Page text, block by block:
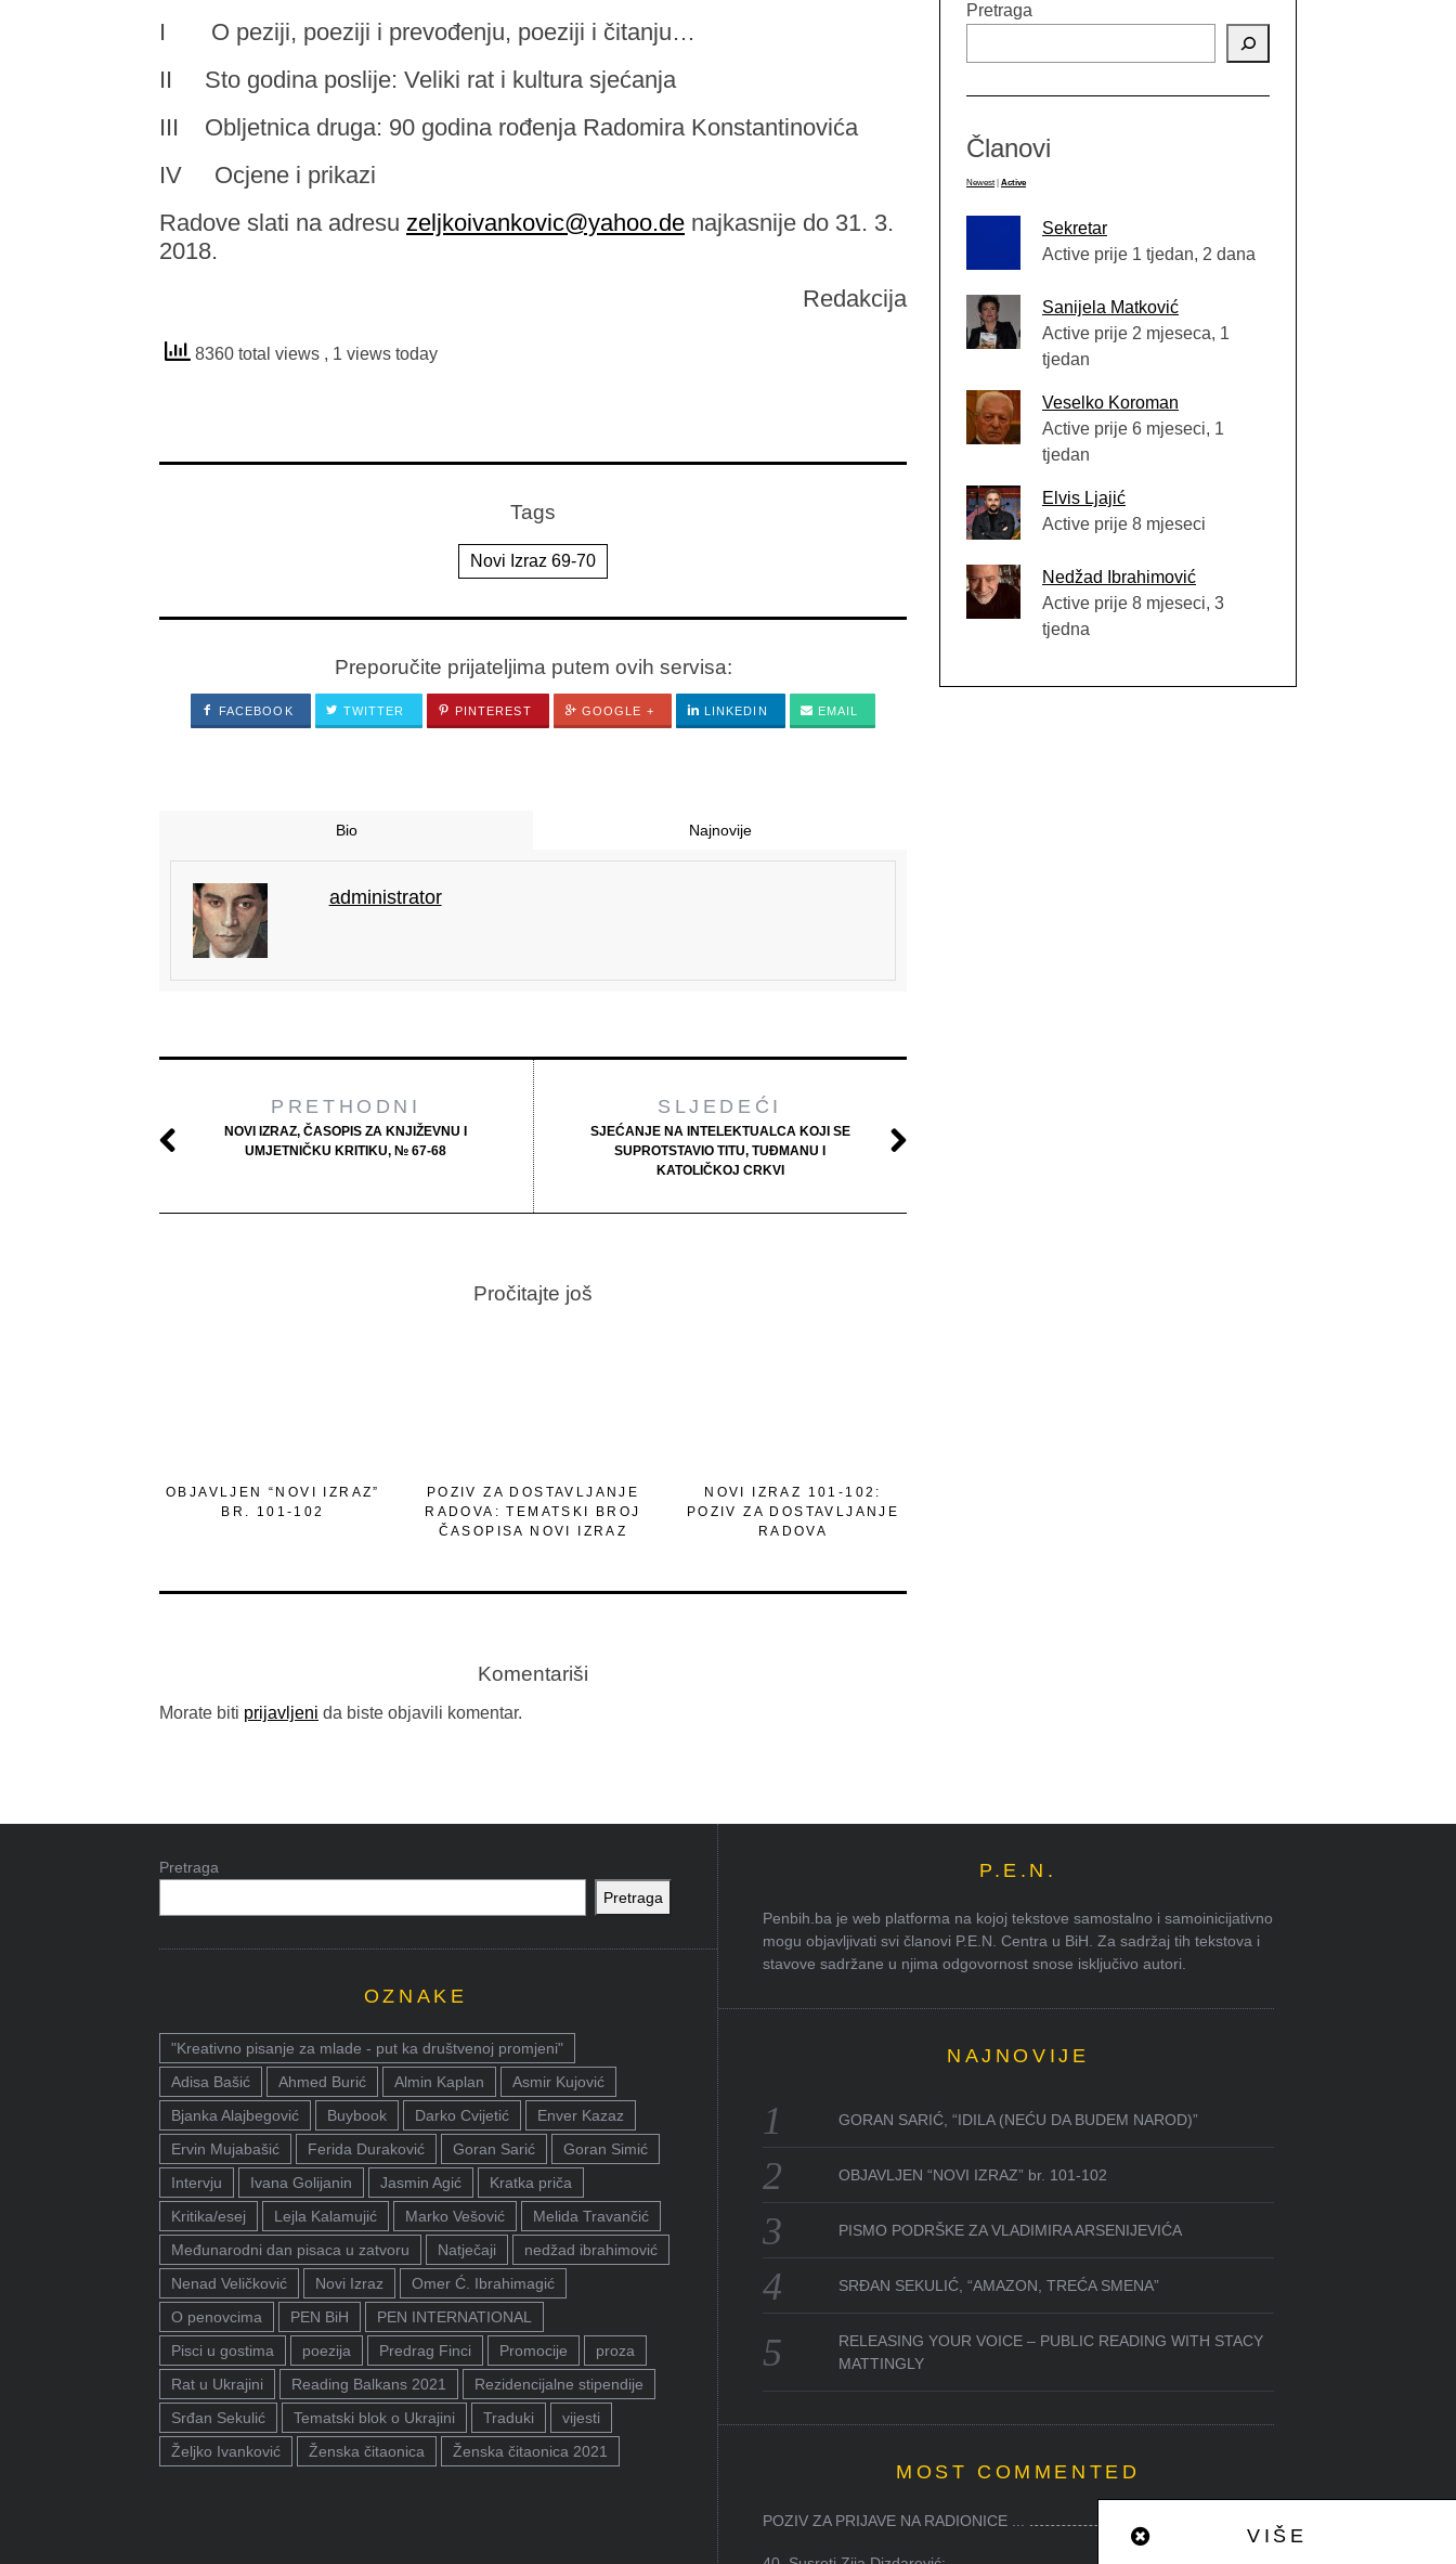
I O peziji, poeziji i prevođenju, poeziji i čitanju…
II Sto godina poslije: Veliki rat i kultura sjećanja
III Obljetnica druga: 90 godina rođenja Radomira Konstantinovića
IV Ocjene i prikazi
Radove slati na adresu zeljkoivankovic@yahoo.de najkasnije do 31. 3.
2018.
Redakcija
8360 total views , 1 views today
Tags
Novi Izraz 69-70
Preporučite prijateljima putem ovih servisa:
FACEBOOK TWITTER PINTEREST GOOGLE + LINKEDIN EMAIL
Bio Najnovije
administrator
PRETHODNI
NOVI IZRAZ, ČASOPIS ZA KNJIŽEVNU I
UMJETNIČKU KRITIKU, № 67-68
SLJEDEĆI
SJEĆANJE NA INTELEKTUALCA KOJI SE
SUPROTSTAVIO TITU, TUĐMANU I
KATOLIČKOJ CRKVI
Pročitajte još
OBJAVLJEN “NOVI IZRAZ”
BR. 101-102
POZIV ZA DOSTAVLJANJE
RADOVA: TEMATSKI BROJ
ČASOPISA NOVI IZRAZ
NOVI IZRAZ 101-102:
POZIV ZA DOSTAVLJANJE
RADOVA
Komentariši
Morate biti prijavljeni da biste objavili komentar.
Pretraga
Članovi
Newest Active
Sekretar
Active prije 1 tjedan, 2 dana
Sanijela Matković
Active prije 2 mjeseca, 1
tjedan
Veselko Koroman
Active prije 6 mjeseci, 1
tjedan
Elvis Ljajić
Active prije 8 mjeseci
Nedžad Ibrahimović
Active prije 8 mjeseci, 3
tjedna
VIŠE
Pretraga
Pretraga
OZNAKE
"Kreativno pisanje za mlade - put ka društvenoj promjeni"
Adisa Bašić
Ahmed Burić Almin Kaplan
Asmir Kujović
Bjanka Alajbegović
Buybook Darko Cvijetić
Enver Kazaz
Ervin Mujabašić
Ferida Duraković Goran Sarić
Goran Simić
Intervju
Ivana Golijanin Jasmin Agić
Kratka priča
Kritika/esej
Lejla Kalamujić Marko Vešović
Melida Travančić
Međunarodni dan pisaca u zatvoru
Natječaji
nedžad ibrahimović
Nenad Veličković
Novi Izraz
Omer Ć. Ibrahimagić
O penovcima
PEN BiH
PEN INTERNATIONAL
Pisci u gostima
poezija Predrag Finci Promocije
proza
Rat u Ukrajini
Reading Balkans 2021
Rezidencijalne stipendije
Srđan Sekulić
Tematski blok o Ukrajini Traduki
vijesti
Željko Ivanković
Ženska čitaonica Ženska čitaonica 2021
P.E.N.
Penbih.ba je web platforma na kojoj tekstove samostalno i samoinicijativno
mogu objavljivati svi članovi P.E.N. Centra u BiH. Za sadržaj tih tekstova i
stavove sadržane u njima odgovornost snose isključivo autori.
NAJNOVIJE
GORAN SARIĆ, “IDILA (NEĆU DA BUDEM NAROD)”
OBJAVLJEN “NOVI IZRAZ” br. 101-102
PISMO PODRŠKE ZA VLADIMIRA ARSENIJEVIĆA
SRĐAN SEKULIĆ, “AMAZON, TREĆA SMENA”
RELEASING YOUR VOICE – PUBLIC READING WITH STACY
MATTINGLY
MOST COMMENTED
POZIV ZA PRIJAVE NA RADIONICE ...